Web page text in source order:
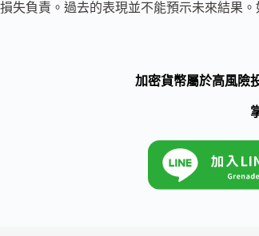
損失負責。過去的表現並不能預示未來結果
加密貨幣屬於高風險